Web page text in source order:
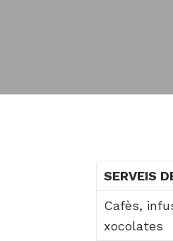
SERVEIS
Cafès,
xocolates